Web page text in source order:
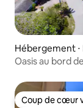
Hébergement
Oasis au bord
Coup de cœur
Coup de cœur